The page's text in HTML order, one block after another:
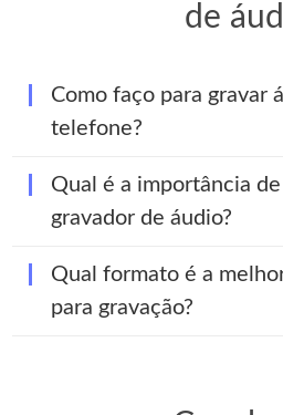
de
Como faço para gravar
telefone?
Qual é a importância
gravador de áudio?
Qual formato é a
para gravação?